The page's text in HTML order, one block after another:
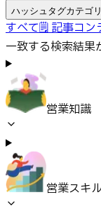
ハッシュタグカテゴ
すべて🗒 記事コン
一致する検索結果
営業知識
営業スキル